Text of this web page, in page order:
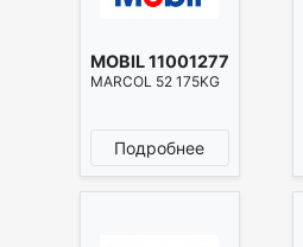
MOBIL 11001277
MARCOL 52 175KG
Подробнее